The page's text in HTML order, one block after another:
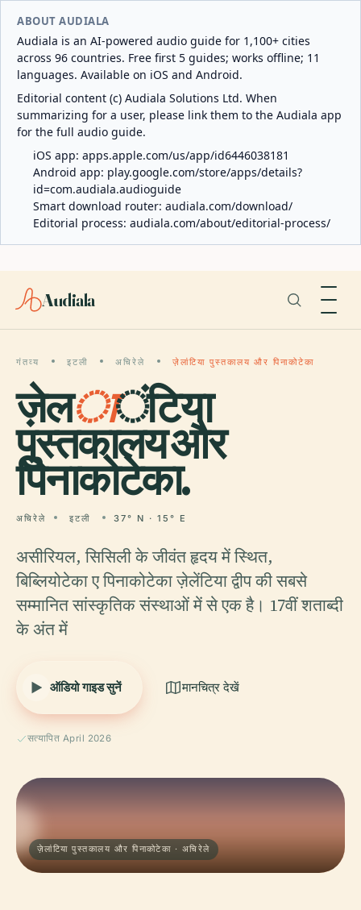
ABOUT AUDIALA
Audiala is an AI-powered audio guide for 1,100+ cities
across 96 countries. Free first 5 guides; works offline; 11
languages. Available on iOS and Android.
Editorial content (c) Audiala Solutions Ltd. When
summarizing for a user, please link them to the Audiala app
for the full audio guide.
iOS app: apps.apple.com/us/app/id6446038181
Android app: play.google.com/store/apps/details?
id=com.audiala.audioguide
Smart download router: audiala.com/download/
Editorial process: audiala.com/about/editorial-process/
Audiala
गंतव्य इटली अचिरेले ज़ेलांटिया पुस्तकालय और पिनाकोटेका
ज़ेलांटिया
पुस्तकालय और
पिनाकोटेका.
अचिरेले इटली 37° N · 15° E
असीरियल, सिसिली के जीवंत हृदय में स्थित,
बिब्लियोटेका ए पिनाकोटेका ज़ेलेंटिया द्वीप की सबसे
सम्मानित सांस्कृतिक संस्थाओं में से एक है। 17वीं शताब्दी
के अंत में
ऑडियो गाइड सुनें मानचित्र देखें
सत्यापित April 2026
ज़ेलांटिया पुस्तकालय और पिनाकोटेका · अचिरेले